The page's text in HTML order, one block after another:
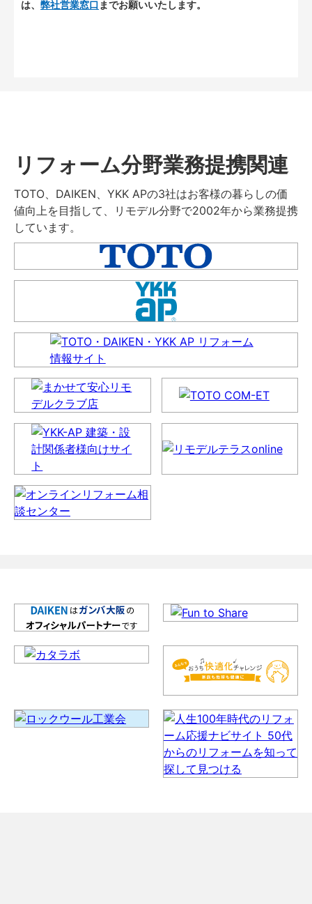
は、 弊社営業窓口 までお願いいたします。
リフォーム分野業務提携関連
TOTO、DAIKEN、YKK APの3社はお客様の暮らしの価
値向上を目指して、リモデル分野で2002年から業務提携
しています。